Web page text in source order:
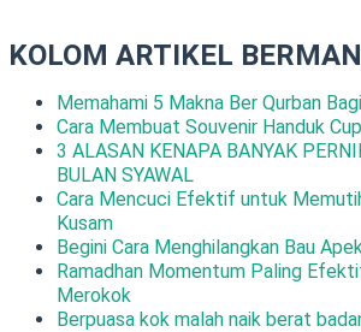
KOLOM ARTIKEL
Memahami 5 Makna Ber Qurban
Cara Membuat Souvenir Handuk
3 ALASAN KENAPA BANYAK
BULAN SYAWAL
Cara Mencuci Efektif untuk
Kusam
Begini Cara Menghilangkan Bau
Ramadhan Momentum Paling
Merokok
Berpuasa kok malah naik berat